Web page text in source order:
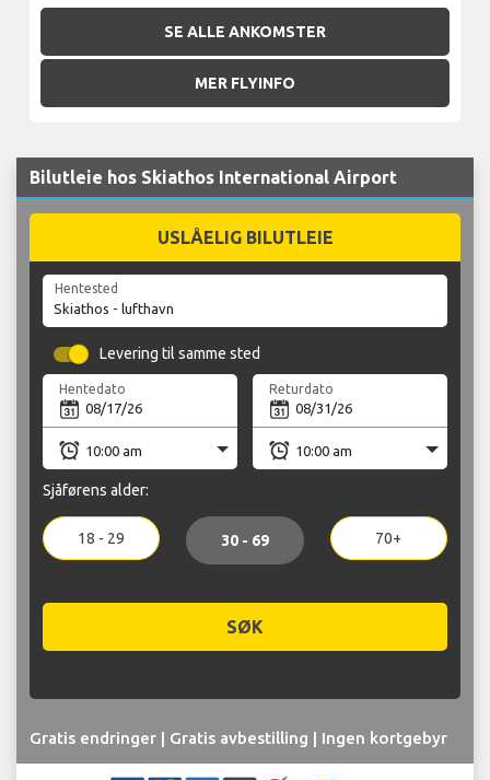
SE ALLE ANKOMSTER
MER FLYINFO
Bilutleie hos Skiathos International Airport
USLÅELIG BILUTLEIE
Hentested
Levering til samme sted
Hentedato Returdato
Sjåførens alder:
18 - 29 30 - 69 70+
SØK
Gratis endringer | Gratis avbestilling | Ingen kortgebyr